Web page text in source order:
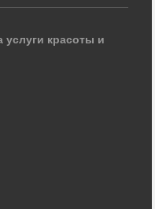
услуги красоты и